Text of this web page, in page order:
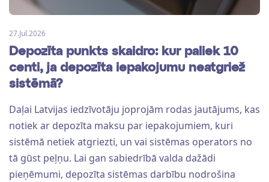
27.Jul.2026
Depozīta punkts skaidro: kur paliek 10
centi, ja depozīta iepakojumu neatgriež
sistēmā?
Daļai Latvijas iedzīvotāju joprojām rodas jautājums, kas
notiek ar depozīta maksu par iepakojumiem, kuri
sistēmā netiek atgriezti, un vai sistēmas operators no
tā gūst peļņu. Lai gan sabiedrībā valda dažādi
pieņēmumi, depozīta sistēmas darbību nodrošina